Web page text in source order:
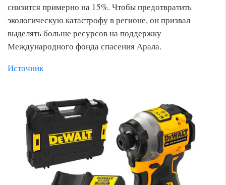
снизится примерно на 15%. Чтобы предотвратить
экологическую катастрофу в регионе, он призвал
выделять больше ресурсов на поддержку
Международного фонда спасения Арала.
Источник